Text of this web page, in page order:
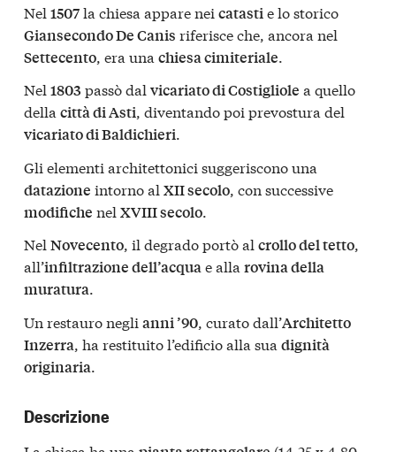
Nel 1507la chiesa appare nei catasti e lo storico
Giansecondo De Canis riferisce che, ancora nel
Settecento , era una chiesa cimiteriale
Nel 1803 passò dal vicariato di Costigliole a quello
della città di Asti, diventando poi prevostura del
vicariato di Baldichieri.
Gli elementi architettonici suggeriscono una
datazione intorno al XII secolo, con successive
modifiche nel XVIII secolo.
Nel Novecento, il degrado portò al crollo del tetto,
all’infiltrazione dell’acquae alla rovina della
muratura.
Un restauro negli anni ’90, curato dall’Architetto
Inzerra, ha restituito l’edificio alla sua dignità
originaria.
Descrizione